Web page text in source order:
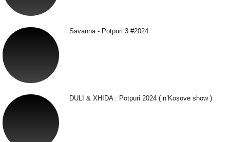
Savanna - Potpuri 3 #2024
DULI & XHIDA : Potpuri 2024 ( n’Kosove show )